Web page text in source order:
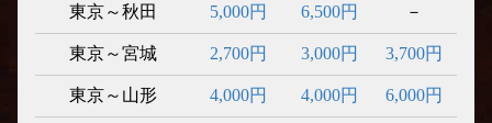
東京～秋田 5,000円 6,500円 －
東京～宮城 2,700円 3,000円 3,700円
東京～山形 4,000円 4,000円 6,000円